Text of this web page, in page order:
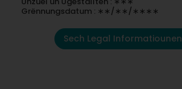
Grënnungsdatum : ∗∗/∗∗/∗∗∗∗
Sech Legal Informatiounen